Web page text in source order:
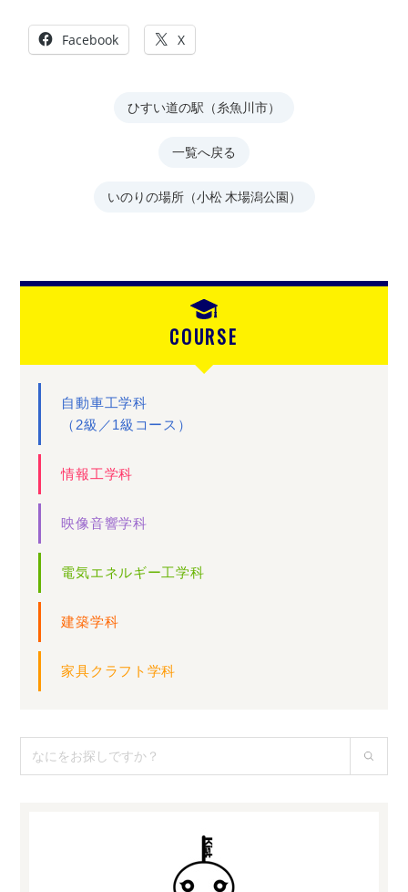
Facebook X
ひすい道の駅（糸魚川市）
一覧へ戻る
いのりの場所（小松 木場潟公園）
COURSE
自動車工学科
（2級／1級コース）
情報工学科
映像音響学科
電気エネルギー工学科
建築学科
家具クラフト学科